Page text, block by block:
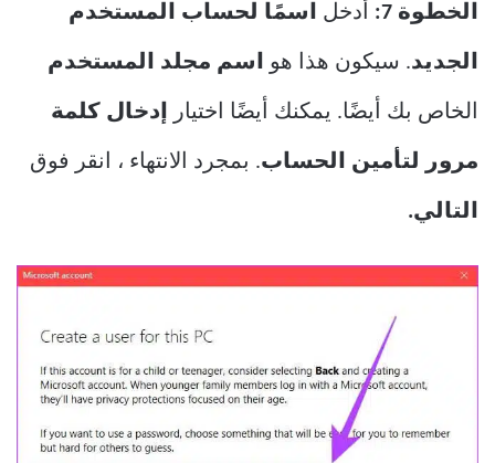
الخطوة 7: أدخل اسمًا لحساب المستخدم
الجديد. سيكون هذا هو اسم مجلد المستخدم
الخاص بك أيضًا. يمكنك أيضًا اختيار إدخال كلمة
مرور لتأمين الحساب. بمجرد الانتهاء ، انقر فوق
التالي.